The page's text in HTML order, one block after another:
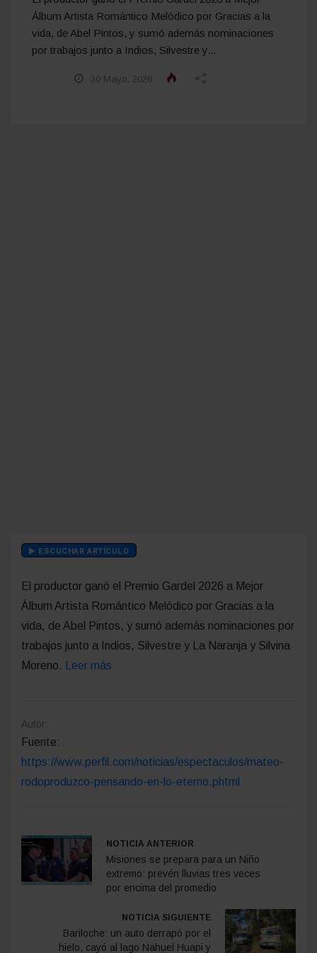
Álbum Artista Romántico Melódico por Gracias a la
vida, de Abel Pintos, y sumó además nominaciones
por trabajos junto a Indios, Silvestre y...
30 Mayo, 2026
ESCUCHAR ARTÍCULO
El productor ganó el Premio Gardel 2026 a Mejor
Álbum Artista Romántico Melódico por Gracias a la
vida, de Abel Pintos, y sumó además nominaciones por
trabajos junto a Indios, Silvestre y La Naranja y Silvina
Moreno.
Leer más
Autor:
Fuente:
https://www.perfil.com/noticias/espectaculos/mateo-
rodoproduzco-pensando-en-lo-eterno.phtml
NOTICIA ANTERIOR
Misiones se prepara para un Niño
extremo: prevén lluvias tres veces
por encima del promedio
NOTICIA SIGUIENTE
Bariloche: un auto derrapó por el
hielo, cayó al lago Nahuel Huapi y